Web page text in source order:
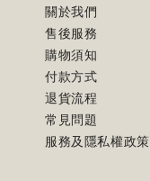
關於我們
售後服務
購物須知
付款方式
退貨流程
常見問題
服務及隱私權政策